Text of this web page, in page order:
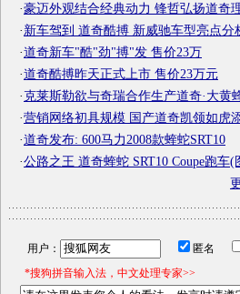
·豪迈外观结合经典动力 锋哲弘扬道奇
·新车驾到 道奇酷搏 新威驰车型亮点分
·道奇新车"酷"劲"搏"发 售价23万
·道奇酷搏昨天正式上市 售价23万元
·克莱斯勒欲与奇瑞合作生产道奇·大黄
·营销网络初具规模 国产道奇凯领如虎
·道奇发布: 600马力2008款蝰蛇SRT10
·公路之王 道奇蝰蛇 SRT10 Coupe跑车(
用户： 匿名
*搜狗拼音输入法，中文处理专家>>